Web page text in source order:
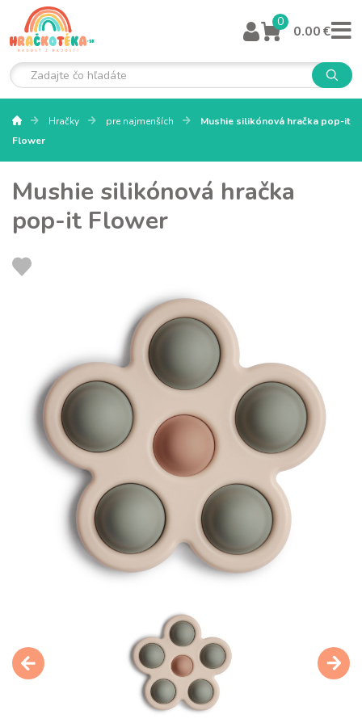
0
0.00 €
Hračky pre najmenších
Mushie silikónová hračka pop-it
Flower
Mushie silikónová hračka
pop-it Flower